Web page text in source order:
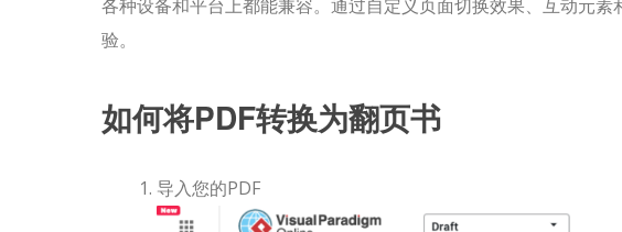
各种设备和平台上都能兼容。通过自定义页面切换效果、互动元
验。
如何将PDF转换为翻页书
导入您的PDF